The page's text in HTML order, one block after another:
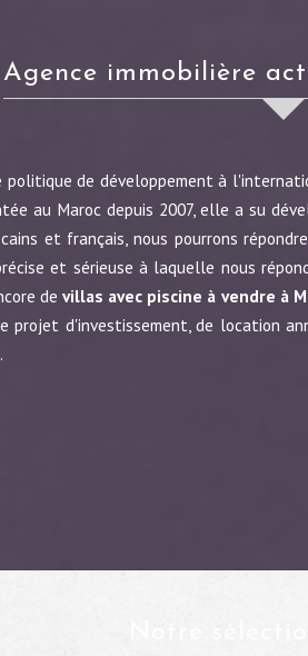
agence immobilière
de développement à
au Maroc depuis 2007, elle a su
et français, nous pourrons
et sérieuse à laquelle nous
devillas avec piscine à vendre à
projet d'investissement, de location